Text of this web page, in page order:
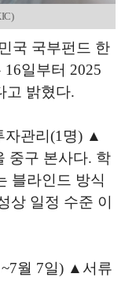
국 국부펀드 한
16일부터 2025
고 밝혔다.
관리(1명) ▲
중구 본사다. 학
블라인드 방식
상 일정 수준 이
월 7일) ▲서류